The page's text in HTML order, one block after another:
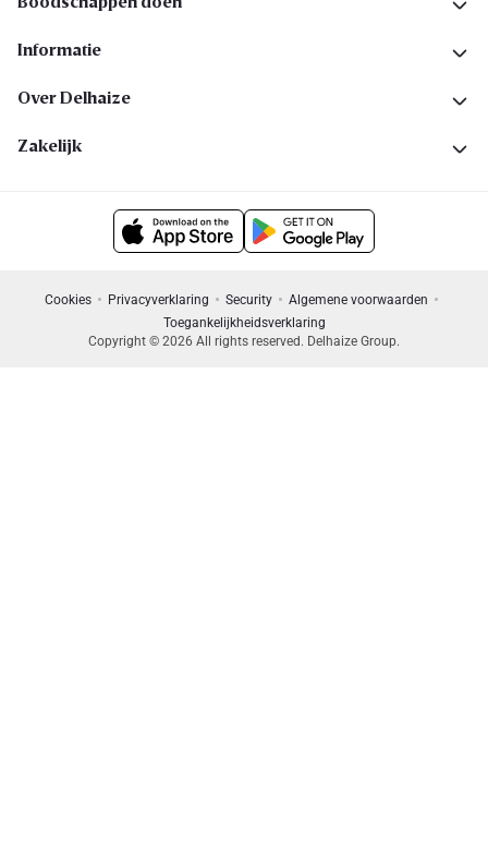
Informatie
Over Delhaize
Zakelijk
Cookies Privacyverklaring Security
Algemene voorwaarden
Toegankelijkheidsverklaring
Copyright © 2026 All rights reserved. Delhaize Group.